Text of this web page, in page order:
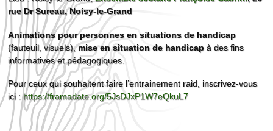
rue Dr Sureau, Noisy-le-Grand
Animations pour personnes en situations de handicap
(fauteuil, visuels),mise en situation de handicapà des fins
informatives et pédagogiques.
Pour ceux qui souhaitent faire l’entrainement raid, inscrivez-vous
ici :https://framadate.org/5JsDJxP1W7eQkuL7